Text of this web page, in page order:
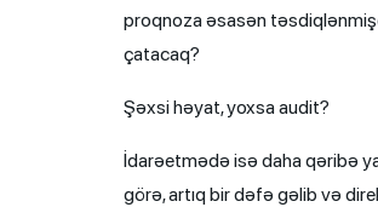
proqnoza əsasən
çatacaq?
Şəxsi həyat, yoxsa audit?
İdarəetmədə isə daha qəribə
görə, artıq bir dəfə gəlib və